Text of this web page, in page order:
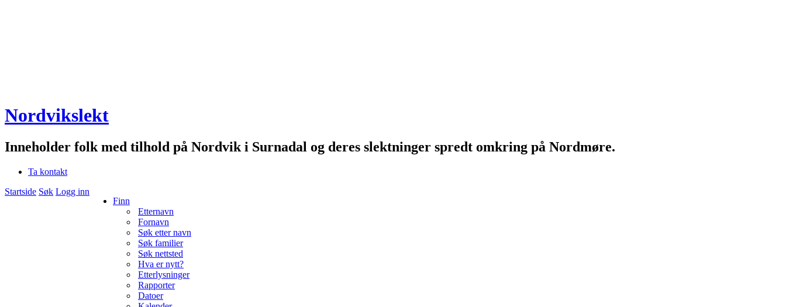
Nordvikslekt
Inneholder folk med tilhold på Nordvik i Surnadal og deres slektninger spredt omkring på Nordmøre.
Ta kontakt
Startside Søk Logg inn
Finn
Etternavn
Fornavn
Søk etter navn
Søk familier
Søk nettsted
Hva er nytt?
Etterlysninger
Rapporter
Datoer